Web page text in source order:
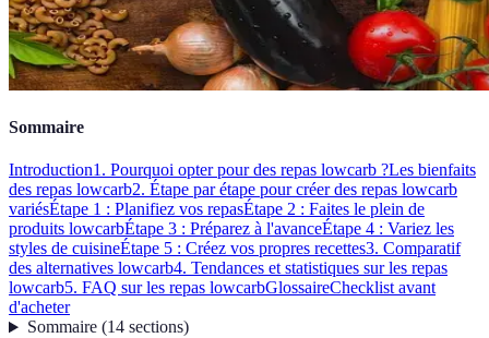
Sommaire
Introduction1. Pourquoi opter pour des repas lowcarb ?Les bienfaits
des repas lowcarb2. Étape par étape pour créer des repas lowcarb
variésÉtape 1 : Planifiez vos repasÉtape 2 : Faites le plein de
produits lowcarbÉtape 3 : Préparez à l'avanceÉtape 4 : Variez les
styles de cuisineÉtape 5 : Créez vos propres recettes3. Comparatif
des alternatives lowcarb4. Tendances et statistiques sur les repas
lowcarb5. FAQ sur les repas lowcarbGlossaireChecklist avant
d'acheter
Sommaire(14 sections)